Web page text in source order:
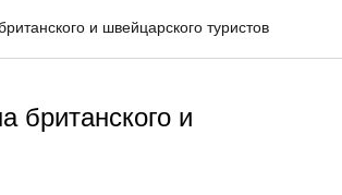
и швейцарского туристов
британского и